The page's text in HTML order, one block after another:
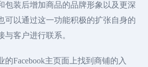
包装后增加商品的品牌形象以及更深
可以通过这一功能积极的扩张自身的
与客户进行联系。
的Facebook主页面上找到商铺的入